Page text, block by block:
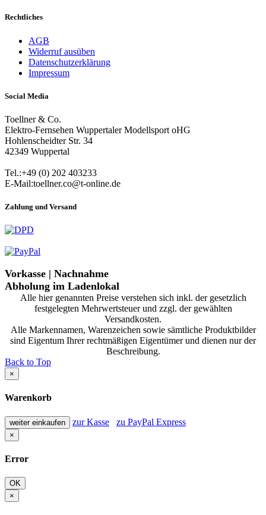
Rechtliches
AGB
Widerruf ausüben
Datenschutzerklärung
Impressum
Social Media
Toellner & Co.
Elektro-Fernsehen Wuppertaler Modellsport oHG
Hohlenscheidter Str. 34
42349 Wuppertal
Tel.:+49 (0) 202 403233
E-Mail:toellner.co@t-online.de
Zahlung und Versand
Vorkasse | Nachnahme
Abholung im Ladenlokal
Alle hier genannten Preise verstehen sich inkl. der gesetzlich
festgelegten Mehrwertsteuer und zzgl. der gewählten
Versandkosten.
Alle Markennamen, Warenzeichen sowie sämtliche Produktbilder
sind Eigentum Ihrer rechtmäßigen Eigentümer und dienen nur der
Beschreibung.
Back to Top
×
Warenkorb
weiter einkaufen zur Kasse zu PayPal Express
×
Error
OK
×